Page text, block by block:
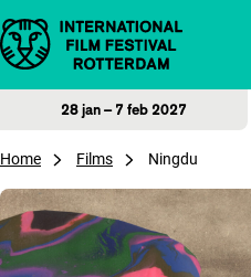
Direct naar inhoud
28 jan – 7 feb 2027
Home Films Ningdu